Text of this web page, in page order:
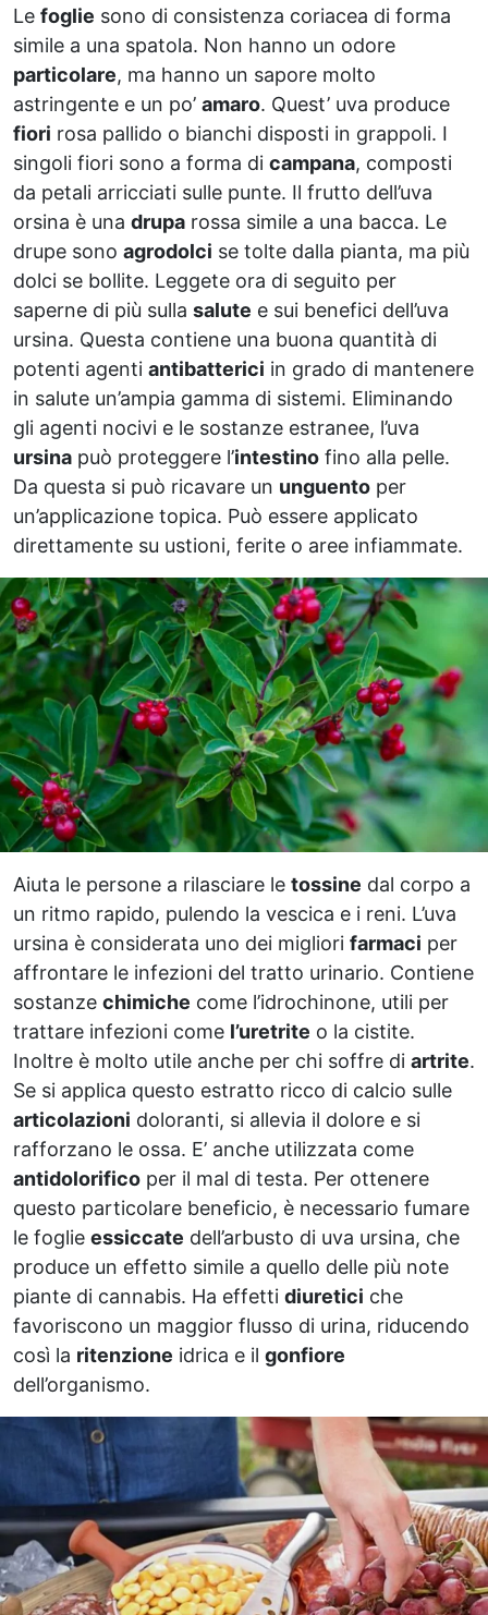
Le foglie sono di consistenza coriacea di forma
simile a una spatola. Non hanno un odore
particolare, ma hanno un sapore molto
astringente e un po’ amaro. Quest’ uva produce
fiori rosa pallido o bianchi disposti in grappoli. I
singoli fiori sono a forma di campana, composti
da petali arricciati sulle punte. Il frutto dell’uva
orsina è una drupa rossa simile a una bacca. Le
drupe sono agrodolci se tolte dalla pianta, ma più
dolci se bollite. Leggete ora di seguito per
saperne di più sulla salute e sui benefici dell’uva
ursina. Questa contiene una buona quantità di
potenti agenti antibatterici in grado di mantenere
in salute un’ampia gamma di sistemi. Eliminando
gli agenti nocivi e le sostanze estranee, l’uva
ursina può proteggere l’intestino fino alla pelle.
Da questa si può ricavare un unguento per
un’applicazione topica. Può essere applicato
direttamente su ustioni, ferite o aree infiammate.
Aiuta le persone a rilasciare le tossine dal corpo a
un ritmo rapido, pulendo la vescica e i reni. L’uva
ursina è considerata uno dei migliori farmaci per
affrontare le infezioni del tratto urinario. Contiene
sostanze chimiche come l’idrochinone, utili per
trattare infezioni come l’uretrite o la cistite.
Inoltre è molto utile anche per chi soffre di artrite.
Se si applica questo estratto ricco di calcio sulle
articolazioni doloranti, si allevia il dolore e si
rafforzano le ossa. E’ anche utilizzata come
antidolorifico per il mal di testa. Per ottenere
questo particolare beneficio, è necessario fumare
le foglie essiccate dell’arbusto di uva ursina, che
produce un effetto simile a quello delle più note
piante di cannabis. Ha effetti diuretici che
favoriscono un maggior flusso di urina, riducendo
così la ritenzione idrica e il gonfiore
dell’organismo.